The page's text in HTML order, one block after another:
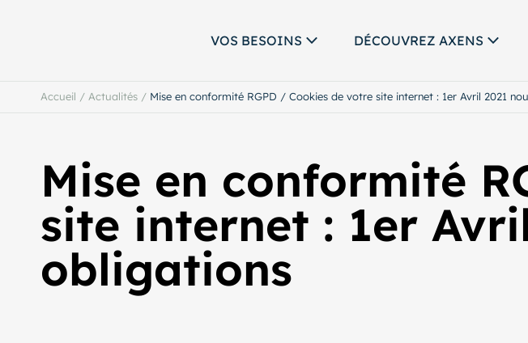
VOS BESOINS DÉCOUVREZ AXENS
Accueil / Actualités / Mise en conformité RGPD / Cookies de votre site internet : 1er Avril 2021
Mise en conformité
site internet : 1er
obligations